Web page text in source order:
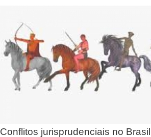
Conflitos jurisprudenciais no